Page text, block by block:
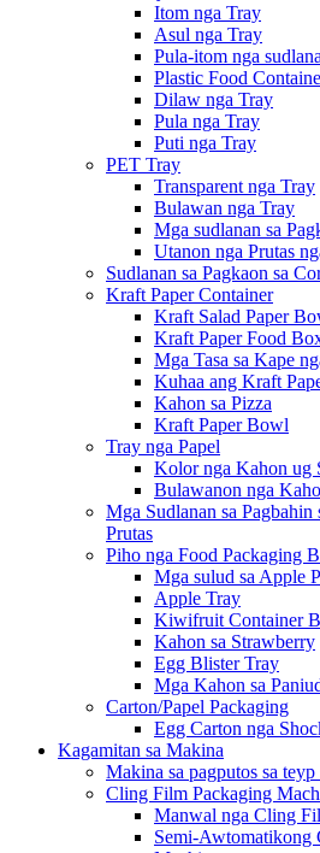
Itom nga Tray
Asul nga Tray
Pula-itom nga
Plastic Food
Dilaw nga Tray
Pula nga Tray
Puti nga Tray
PET Tray
Transparent nga Tray
Bulawan nga Tray
Mga sudlanan sa
Utanon nga Prutas
Sudlanan sa Pagkaon sa
Kraft Paper Container
Kraft Salad Paper
Kraft Paper Food
Mga Tasa sa Kape
Kuhaa ang Kraft
Kahon sa Pizza
Kraft Paper Bowl
Tray nga Papel
Kolor nga Kahon ug
Bulawanon nga
Mga Sudlanan sa
Prutas
Piho nga Food Packaging
Mga sulud sa Apple
Apple Tray
Kiwifruit Container
Kahon sa Strawberry
Egg Blister Tray
Mga Kahon sa
Carton/Papel Packaging
Egg Carton nga
Kagamitan sa Makina
Makina sa pagputos sa teyp
Cling Film Packaging
Manwal nga Cling
Semi-Awtomatikong